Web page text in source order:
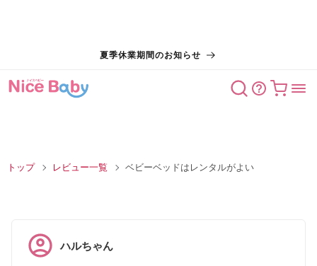
夏季休業期間のお知らせ
カート
トップ レビュー一覧 ベビーベッドはレンタルがよい
ハルちゃん